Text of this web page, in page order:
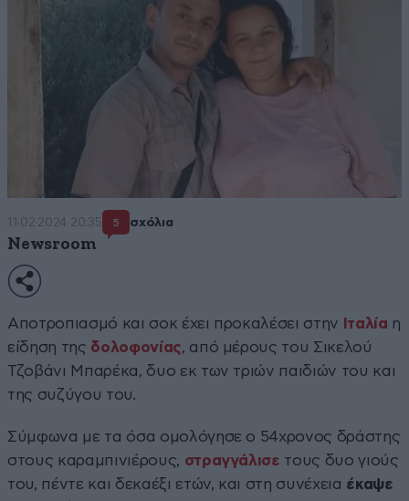
11·02·2024 20:35 5 σχόλια
Newsroom
Αποτροπιασμό και σοκ έχει προκαλέσει στην Ιταλία η
είδηση της δολοφονίας, από μέρους του Σικελού
Τζοβάνι Μπαρέκα, δυο εκ των τριών παιδιών του και
της συζύγου του.
Σύμφωνα με τα όσα ομολόγησε ο 54χρονος δράστης
στους καραμπινιέρους, στραγγάλισε τους δυο γιούς
του, πέντε και δεκαέξι ετών, και στη συνέχεια έκαψε